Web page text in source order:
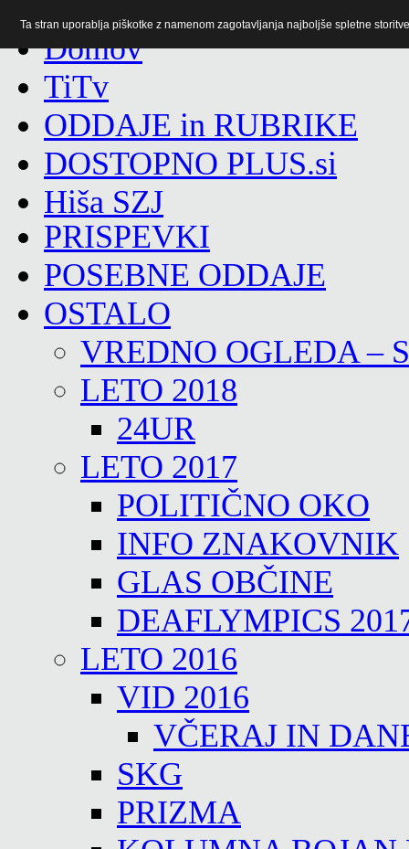
TiTv
ODDAJE in RUBRIKE
DOSTOPNO PLUS.si
Hiša SZJ
PRISPEVKI
POSEBNE ODDAJE
OSTALO
VREDNO OGLEDA –
LETO 2018
24UR
LETO 2017
POLITIČNO OKO
INFO ZNAKOVNIK
GLAS OBČINE
DEAFLYMPICS
LETO 2016
VID 2016
VČERAJ IN
SKG
PRIZMA
Ta stran uporablja piškotke z namenom zagotavljanja najboljše spletne